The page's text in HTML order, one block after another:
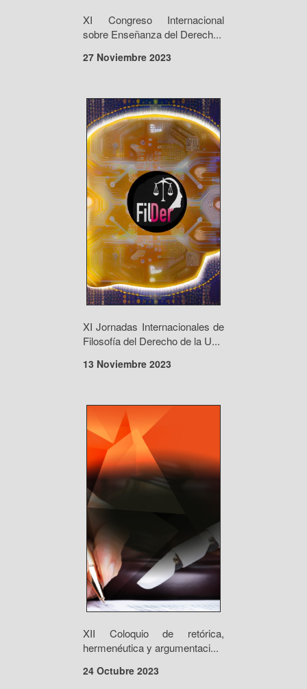
XI Congreso Internacional
sobre Enseñanza del Derech...
27 Noviembre 2023
XI Jornadas Internacionales de
Filosofía del Derecho de la U...
13 Noviembre 2023
XII Coloquio de retórica,
hermenéutica y argumentaci...
24 Octubre 2023